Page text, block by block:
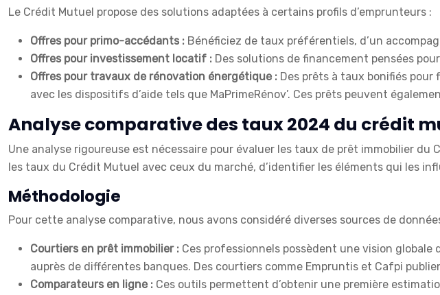
Le Crédit Mutuel propose des solutions adaptées à certains profils d’emprunteurs :
Offres pour primo-accédants : Bénéficiez de taux préférentiels, d’un
Offres pour investissement locatif : Des solutions de financement pensées
Offres pour travaux de rénovation énergétique : Des prêts à taux bonifiés
avec les dispositifs d’aide tels que MaPrimeRénov’. Ces prêts peuvent
Analyse comparative des taux 2024 du crédit
Une analyse rigoureuse est nécessaire pour évaluer les taux de prêt immobilier
les taux du Crédit Mutuel avec ceux du marché, d’identifier les éléments qui les
Méthodologie
Pour cette analyse comparative, nous avons considéré diverses sources de
Courtiers en prêt immobilier : Ces professionnels possèdent une vision
auprès de différentes banques. Des courtiers comme Empruntis et Cafpi
Comparateurs en ligne : Ces outils permettent d’obtenir une première